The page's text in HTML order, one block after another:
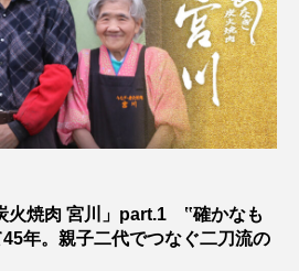
火焼肉 宮川」part.1 ‟確かなも
年。親子二代でつなぐ二刀流の